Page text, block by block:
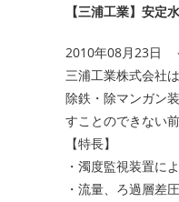
【三浦工業】安定
2010年08月23日
三浦工業株式会社
除鉄・除マンガン
すことのできない
【特長】
・濁度監視装置に
・流量、ろ過層差